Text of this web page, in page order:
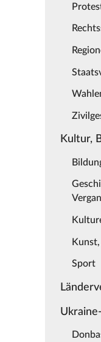
Kultur,
Sport